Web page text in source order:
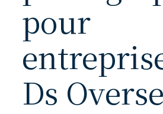
pour
Ds